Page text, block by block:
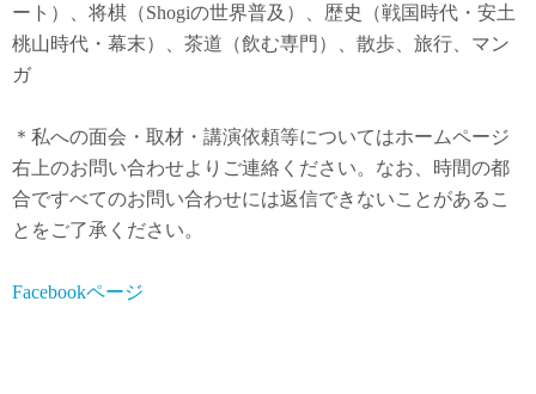
ート）、将棋（Shogiの世界普及）、歴史（戦国時代・安土
桃山時代・幕末）、茶道（飲む専門）、散歩、旅行、マン
ガ
＊私への面会・取材・講演依頼等についてはホームページ
右上のお問い合わせよりご連絡ください。なお、時間の都
合ですべてのお問い合わせには返信できないことがあるこ
とをご了承ください。
Facebookページ